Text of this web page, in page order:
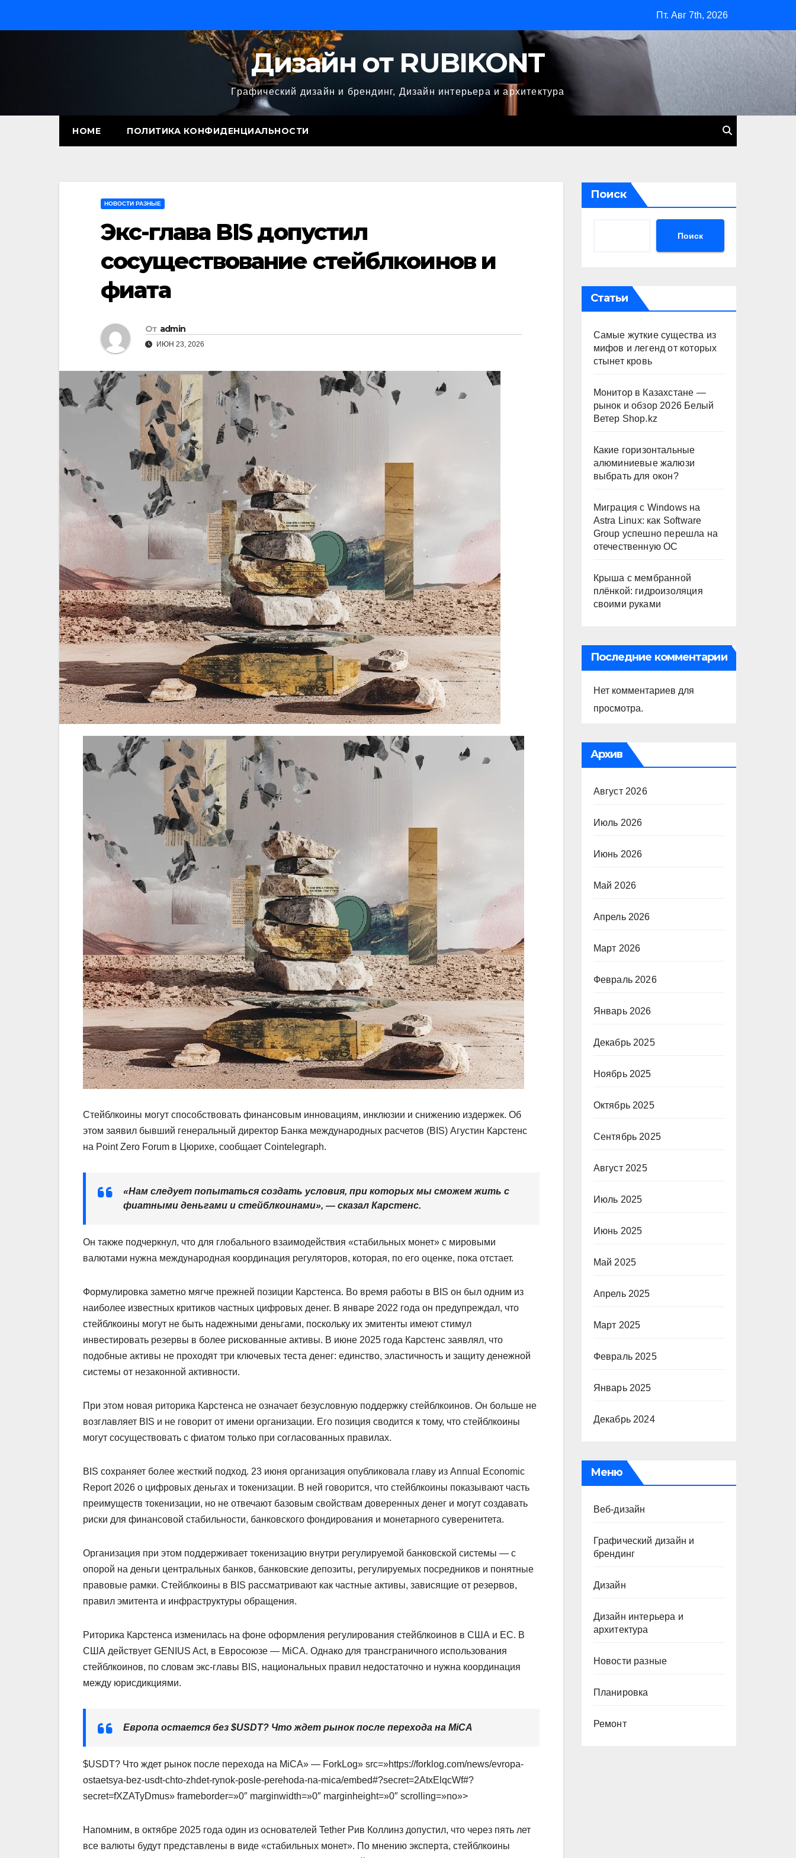
Пт. Авг 7th, 2026
Дизайн от RUBIKONT
Графический дизайн и брендинг, Дизайн интерьера и архитектура
HOME ПОЛИТИКА КОНФИДЕНЦИАЛЬНОСТИ
НОВОСТИ РАЗНЫЕ
Экс-глава BIS допустил
сосуществование стейблкоинов и
фиата
От admin
ИЮН 23, 2026
Стейблкоины могут способствовать финансовым инновациям, инклюзии и снижению издержек. Об
этом заявил бывший генеральный директор Банка международных расчетов (BIS) Агустин Карстенс
на Point Zero Forum в Цюрихе, сообщает Cointelegraph.
«Нам следует попытаться создать условия, при которых мы сможем жить с
фиатными деньгами и стейблкоинами», — сказал Карстенс.
Он также подчеркнул, что для глобального взаимодействия «стабильных монет» с мировыми
валютами нужна международная координация регуляторов, которая, по его оценке, пока отстает.
Формулировка заметно мягче прежней позиции Карстенса. Во время работы в BIS он был одним из
наиболее известных критиков частных цифровых денег. В январе 2022 года он предупреждал, что
стейблкоины могут не быть надежными деньгами, поскольку их эмитенты имеют стимул
инвестировать резервы в более рискованные активы. В июне 2025 года Карстенс заявлял, что
подобные активы не проходят три ключевых теста денег: единство, эластичность и защиту денежной
системы от незаконной активности.
При этом новая риторика Карстенса не означает безусловную поддержку стейблкоинов. Он больше не
возглавляет BIS и не говорит от имени организации. Его позиция сводится к тому, что стейблкоины
могут сосуществовать с фиатом только при согласованных правилах.
BIS сохраняет более жесткий подход. 23 июня организация опубликовала главу из Annual Economic
Report 2026 о цифровых деньгах и токенизации. В ней говорится, что стейблкоины показывают часть
преимуществ токенизации, но не отвечают базовым свойствам доверенных денег и могут создавать
риски для финансовой стабильности, банковского фондирования и монетарного суверенитета.
Организация при этом поддерживает токенизацию внутри регулируемой банковской системы — с
опорой на деньги центральных банков, банковские депозиты, регулируемых посредников и понятные
правовые рамки. Стейблкоины в BIS рассматривают как частные активы, зависящие от резервов,
правил эмитента и инфраструктуры обращения.
Риторика Карстенса изменилась на фоне оформления регулирования стейблкоинов в США и ЕС. В
США действует GENIUS Act, в Евросоюзе — MiCA. Однако для трансграничного использования
стейблкоинов, по словам экс-главы BIS, национальных правил недостаточно и нужна координация
между юрисдикциями.
Европа остается без $USDT? Что ждет рынок после перехода на MiCA
$USDT? Что ждет рынок после перехода на MiCA» — ForkLog» src=»https://forklog.com/news/evropa-
ostaetsya-bez-usdt-chto-zhdet-rynok-posle-perehoda-na-mica/embed#?secret=2AtxElqcWf#?
secret=fXZATyDmus» frameborder=»0″ marginwidth=»0″ marginheight=»0″ scrolling=»no»>
Напомним, в октябре 2025 года один из основателей Tether Рив Коллинз допустил, что через пять лет
все валюты будут представлены в виде «стабильных монет». По мнению эксперта, стейблкоины
Поиск
Поиск
Статьи
Самые жуткие существа из
мифов и легенд от которых
стынет кровь
Монитор в Казахстане —
рынок и обзор 2026 Белый
Ветер Shop.kz
Какие горизонтальные
алюминиевые жалюзи
выбрать для окон?
Миграция с Windows на
Astra Linux: как Software
Group успешно перешла на
отечественную ОС
Крыша с мембранной
плёнкой: гидроизоляция
своими руками
Последние комментарии
Нет комментариев для
просмотра.
Архив
Август 2026
Июль 2026
Июнь 2026
Май 2026
Апрель 2026
Март 2026
Февраль 2026
Январь 2026
Декабрь 2025
Ноябрь 2025
Октябрь 2025
Сентябрь 2025
Август 2025
Июль 2025
Июнь 2025
Май 2025
Апрель 2025
Март 2025
Февраль 2025
Январь 2025
Декабрь 2024
Меню
Веб-дизайн
Графический дизайн и
брендинг
Дизайн
Дизайн интерьера и
архитектура
Новости разные
Планировка
Ремонт